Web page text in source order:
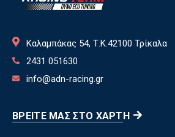
Καλαμπάκας 54, Τ.Κ.42100 Τρίκαλα
2431 051630
info@adn-racing.gr
ΒΡΕΊΤΕ ΜΑΣ ΣΤΟ ΧΆΡΤΗ